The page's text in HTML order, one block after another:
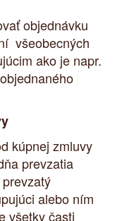
objednávku
všeobecných
ako je napr.
kúpnej zmluvy
prevzatia
alebo ním
všetky časti